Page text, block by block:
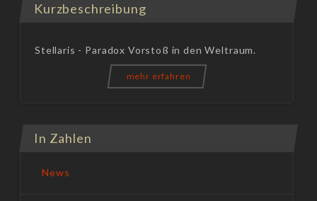
Kurzbeschreibung
Stellaris - Paradox Vorstoß in den Weltraum.
mehr erfahren
In Zahlen
News